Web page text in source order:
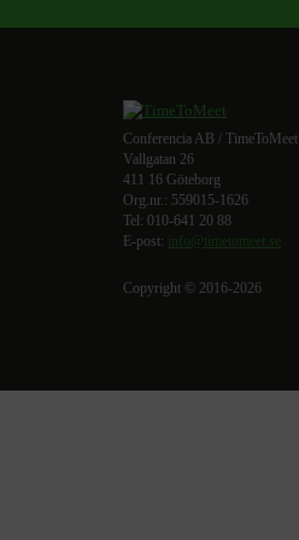
Conferencia AB / TimeToMeet
Vallgatan 26
411 16 Göteborg
Org.nr.: 559015-1626
Tel: 010-641 20 88
E-post: info@timetomeet.se
Copyright © 2016-2026